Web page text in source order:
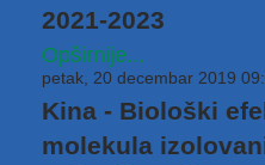
2021-2023
Opširnije...
petak, 20 decembar 2019
Kina - Biološki
molekula